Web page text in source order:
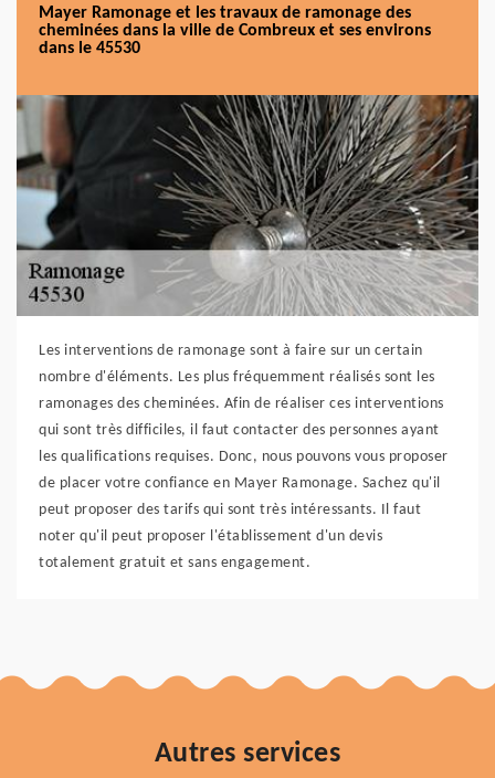
Mayer Ramonage et les travaux de ramonage des
cheminées dans la ville de Combreux et ses environs
dans le 45530
Les interventions de ramonage sont à faire sur un certain
nombre d'éléments. Les plus fréquemment réalisés sont les
ramonages des cheminées. Afin de réaliser ces interventions
qui sont très difficiles, il faut contacter des personnes ayant
les qualifications requises. Donc, nous pouvons vous proposer
de placer votre confiance en Mayer Ramonage. Sachez qu'il
peut proposer des tarifs qui sont très intéressants. Il faut
noter qu'il peut proposer l'établissement d'un devis
totalement gratuit et sans engagement.
Autres services